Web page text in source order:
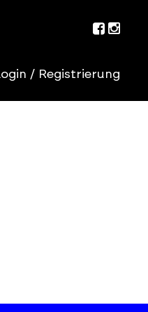
/ Registrierung